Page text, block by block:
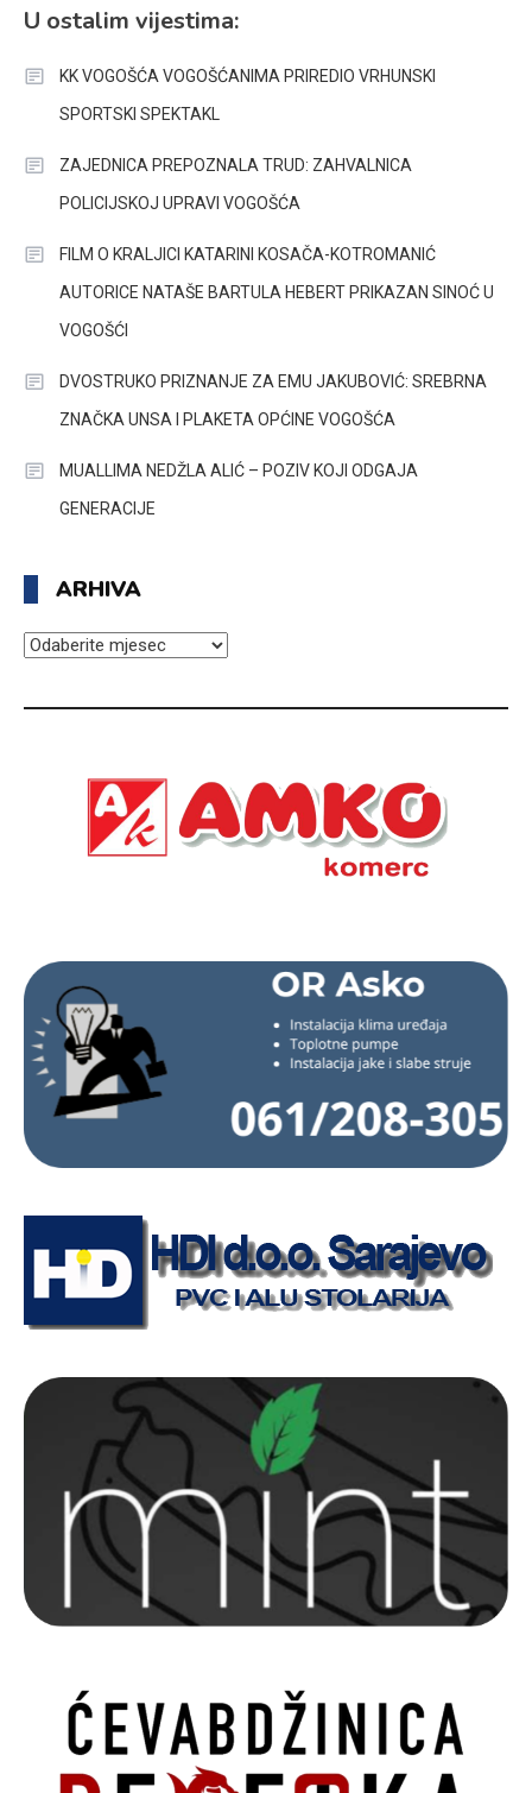
U ostalim vijestima:
KK VOGOŠĆA VOGOŠĆANIMA PRIREDIO VRHUNSKI
SPORTSKI SPEKTAKL
ZAJEDNICA PREPOZNALA TRUD: ZAHVALNICA
POLICIJSKOJ UPRAVI VOGOŠĆA
FILM O KRALJICI KATARINI KOSAČA-KOTROMANIĆ
AUTORICE NATAŠE BARTULA HEBERT PRIKAZAN SINOĆ U
VOGOŠĆI
DVOSTRUKO PRIZNANJE ZA EMU JAKUBOVIĆ: SREBRNA
ZNAČKA UNSA I PLAKETA OPĆINE VOGOŠĆA
MUALLIMA NEDŽLA ALIĆ – POZIV KOJI ODGAJA
GENERACIJE
ARHIVA
ARHIVA